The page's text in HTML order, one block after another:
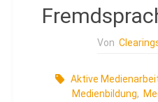
Von
Aktive
Medienbildung,